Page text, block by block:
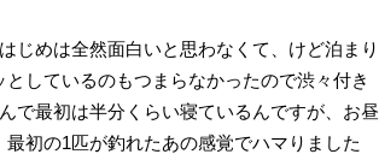
じめは全然面白いと思わなくて、けど泊まり
しているのもつまらなかったので渋々付き
で最初は半分くらい寝ているんですが、お昼
初の1匹が釣れたあの感覚でハマりました